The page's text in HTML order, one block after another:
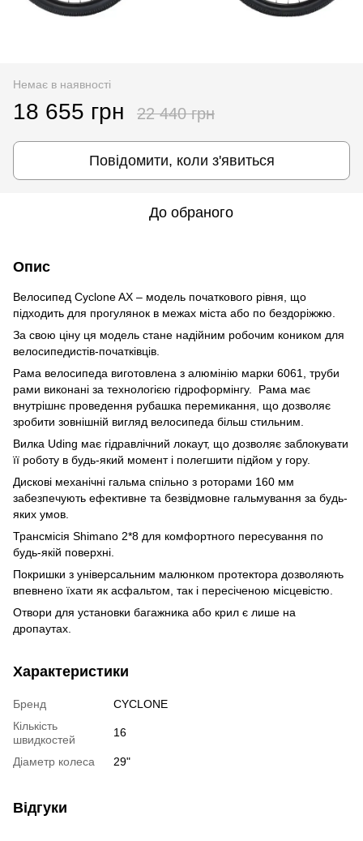
Немає в наявності
18 655 грн 22 440 грн
Повідомити, коли з'явиться
До обраного
Опис
Велосипед Cyclone AX – модель початкового рівня, що
підходить для прогулянок в межах міста або по бездоріжжю.
За свою ціну ця модель стане надійним робочим коником для
велосипедистів-початківців.
Рама велосипеда виготовлена з алюмінію марки 6061, труби
рами виконані за технологією гідроформінгу. Рама має
внутрішнє проведення рубашка перемикання, що дозволяє
зробити зовнішній вигляд велосипеда більш стильним.
Вилка Uding має гідравлічний локаут, що дозволяє заблокувати
її роботу в будь-який момент і полегшити підйом у гору.
Дискові механічні гальма спільно з роторами 160 мм
забезпечують ефективне та безвідмовне гальмування за будь-
яких умов.
Трансмісія Shimano 2*8 для комфортного пересування по
будь-якій поверхні.
Покришки з універсальним малюнком протектора дозволяють
впевнено їхати як асфальтом, так і пересіченою місцевістю.
Отвори для установки багажника або крил є лише на
дропаутах.
Характеристики
Бренд
CYCLONE
Кількість
швидкостей
16
Діаметр колеса 29"
Відгуки